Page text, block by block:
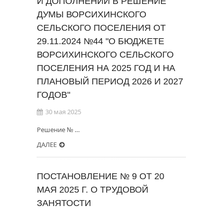
ДУМЫ ВОРСИХИНСКОГО
СЕЛЬСКОГО ПОСЕЛЕНИЯ ОТ
29.11.2024 №44 "О БЮДЖЕТЕ
ВОРСИХИНСКОГО СЕЛЬСКОГО
ПОСЕЛЕНИЯ НА 2025 ГОД И НА
ПЛАНОВЫЙ ПЕРИОД 2026 И 2027
ГОДОВ"
30 мая 2025
Решение № …
ДАЛЕЕ
ПОСТАНОВЛЕНИЕ № 9 ОТ 20
МАЯ 2025 Г. О ТРУДОВОЙ
ЗАНЯТОСТИ